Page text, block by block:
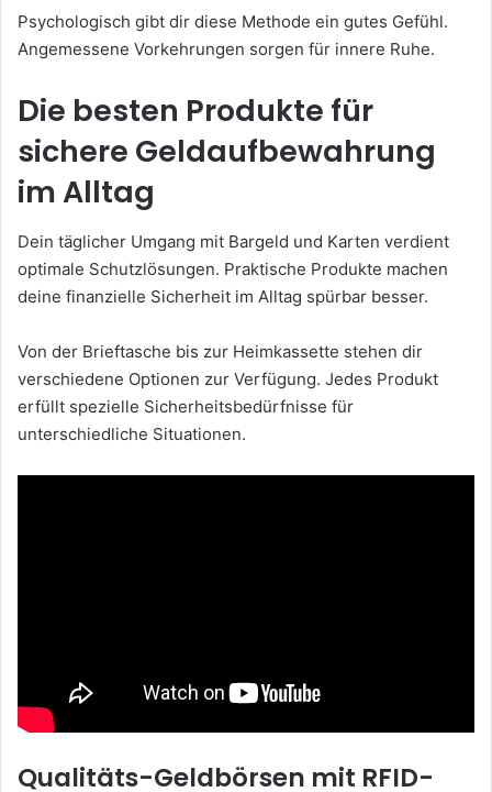
Psychologisch gibt dir diese Methode ein gutes Gefühl.
Angemessene Vorkehrungen sorgen für innere Ruhe.
Die besten Produkte für
sichere Geldaufbewahrung
im Alltag
Dein täglicher Umgang mit Bargeld und Karten verdient
optimale Schutzlösungen. Praktische Produkte machen
deine finanzielle Sicherheit im Alltag spürbar besser.
Von der Brieftasche bis zur Heimkassette stehen dir
verschiedene Optionen zur Verfügung. Jedes Produkt
erfüllt spezielle Sicherheitsbedürfnisse für
unterschiedliche Situationen.
Qualitäts-Geldbörsen mit RFID-